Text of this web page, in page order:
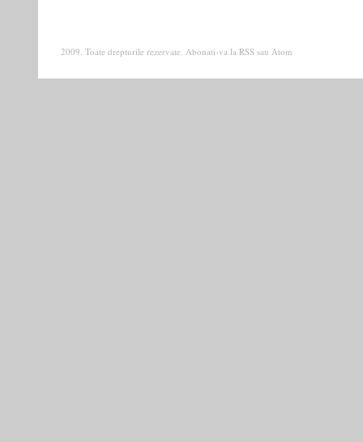
2009. Toate drepturile rezervate. Abonati-va la RSS sau Atom